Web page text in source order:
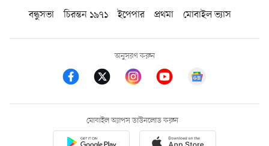
বন্ধুসভা
চিরন্তন ১৯৭১ ইপেপার প্রথমা মোবাইল ভ্যাস
অনুসরণ করুন
মোবাইল অ্যাপস ডাউনলোড করুন